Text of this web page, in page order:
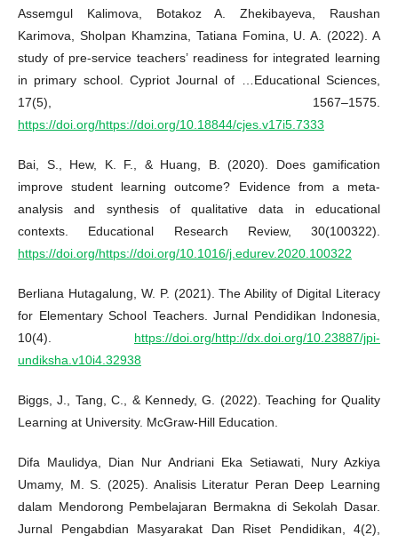
Assemgul Kalimova, Botakoz A. Zhekibayeva, Raushan
Karimova, Sholpan Khamzina, Tatiana Fomina, U. A. (2022). A
study of pre-service teachers’ readiness for integrated learning
in primary school. Cypriot Journal of …Educational Sciences,
17(5), 1567–1575.
https://doi.org/https://doi.org/10.18844/cjes.v17i5.7333
Bai, S., Hew, K. F., & Huang, B. (2020). Does gamification
improve student learning outcome? Evidence from a meta-
analysis and synthesis of qualitative data in educational
contexts. Educational Research Review, 30(100322).
https://doi.org/https://doi.org/10.1016/j.edurev.2020.100322
Berliana Hutagalung, W. P. (2021). The Ability of Digital Literacy
for Elementary School Teachers. Jurnal Pendidikan Indonesia,
10(4). https://doi.org/http://dx.doi.org/10.23887/jpi-
undiksha.v10i4.32938
Biggs, J., Tang, C., & Kennedy, G. (2022). Teaching for Quality
Learning at University. McGraw-Hill Education.
Difa Maulidya, Dian Nur Andriani Eka Setiawati, Nury Azkiya
Umamy, M. S. (2025). Analisis Literatur Peran Deep Learning
dalam Mendorong Pembelajaran Bermakna di Sekolah Dasar.
Jurnal Pengabdian Masyarakat Dan Riset Pendidikan, 4(2),